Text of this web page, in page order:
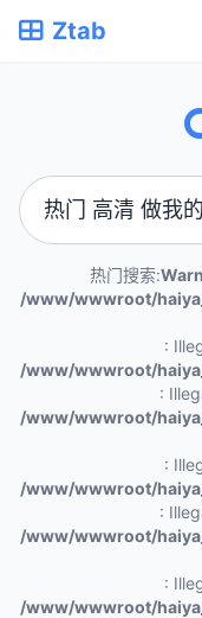
Ztab
热门搜索:
/www/wwwroot/
:
/www/wwwroot/
:
/www/wwwroot/
:
/www/wwwroot/
:
/www/wwwroot/
:
/www/wwwroot/